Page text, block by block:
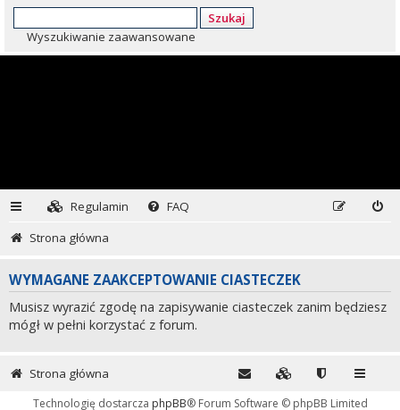
Szukaj
Wyszukiwanie zaawansowane
Regulamin
FAQ
Strona główna
WYMAGANE ZAAKCEPTOWANIE CIASTECZEK
Musisz wyrazić zgodę na zapisywanie ciasteczek zanim będziesz
mógł w pełni korzystać z forum.
Strona główna
Technologię dostarcza phpBB® Forum Software © phpBB Limited